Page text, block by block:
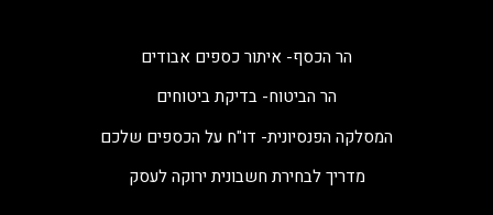
הר הכסף- איתור כספים אבודים
הר הביטוח- בדיקת ביטוחים
המסלקה הפנסיונית- דו"ח על הכספים שלכם
מדריך לבחירת חשבונית ירוקה לעסק